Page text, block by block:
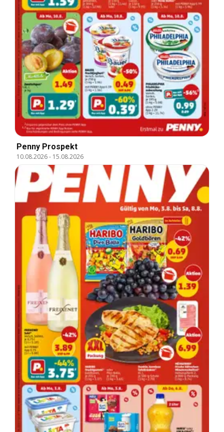
Penny Prospekt
10.08.2026- 15.08.2026